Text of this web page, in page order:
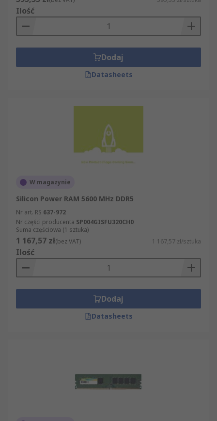
Ilość
Dodaj
Datasheets
W magazynie
Silicon Power RAM 5600 MHz DDR5
Nr art. RS 637-972
Nr części producenta SP004GISFU320CH0
Suma częściowa (1 sztuka)
1 167,57 zł(bez VAT) 1 167,57 zł/sztuka
Ilość
Dodaj
Datasheets